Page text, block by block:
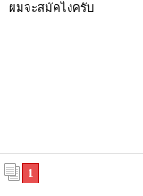
ผมจะสมัคไงครับ
1